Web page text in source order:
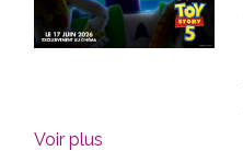
Voir plus